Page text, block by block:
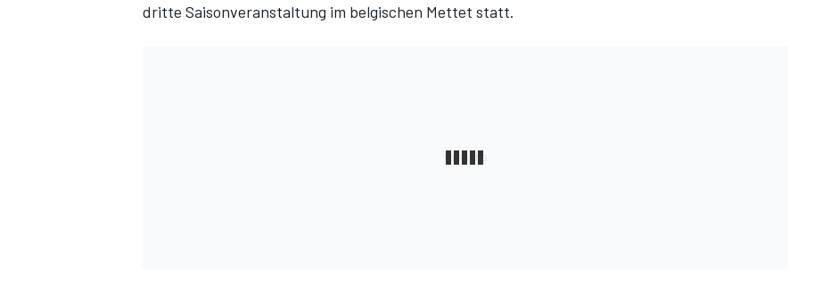
dritte Saisonveranstaltung im belgischen Mettet statt.